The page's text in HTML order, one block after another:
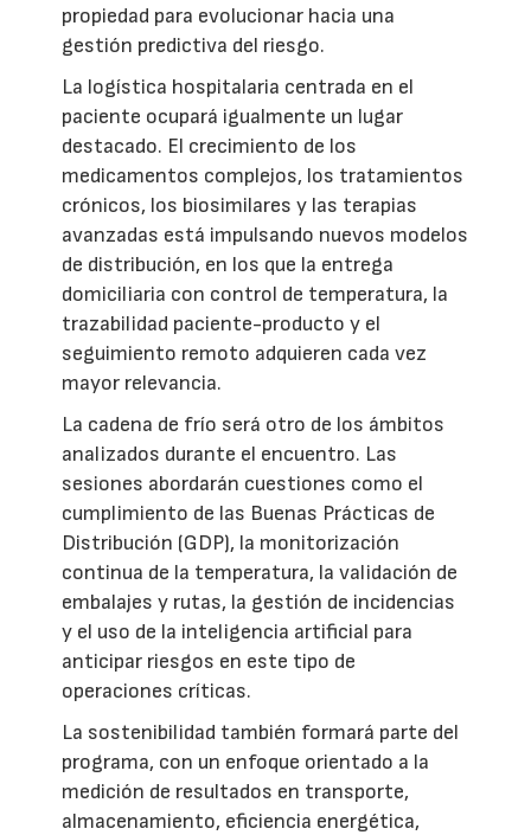
propiedad para evolucionar hacia una
gestión predictiva del riesgo.
La logística hospitalaria centrada en el
paciente ocupará igualmente un lugar
destacado. El crecimiento de los
medicamentos complejos, los tratamientos
crónicos, los biosimilares y las terapias
avanzadas está impulsando nuevos modelos
de distribución, en los que la entrega
domiciliaria con control de temperatura, la
trazabilidad paciente-producto y el
seguimiento remoto adquieren cada vez
mayor relevancia.
La cadena de frío será otro de los ámbitos
analizados durante el encuentro. Las
sesiones abordarán cuestiones como el
cumplimiento de las Buenas Prácticas de
Distribución (GDP), la monitorización
continua de la temperatura, la validación de
embalajes y rutas, la gestión de incidencias
y el uso de la inteligencia artificial para
anticipar riesgos en este tipo de
operaciones críticas.
La sostenibilidad también formará parte del
programa, con un enfoque orientado a la
medición de resultados en transporte,
almacenamiento, eficiencia energética,